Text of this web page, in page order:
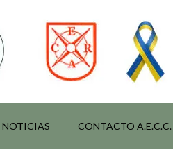
NOTICIAS CONTACTO A.E.C.C.